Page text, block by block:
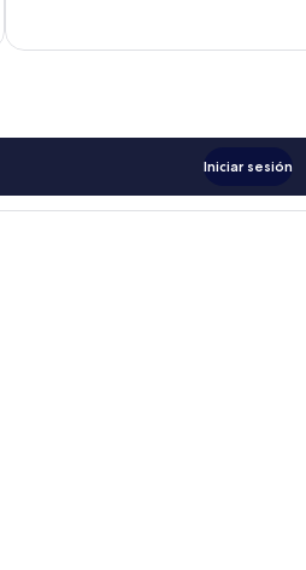
Iniciar sesión